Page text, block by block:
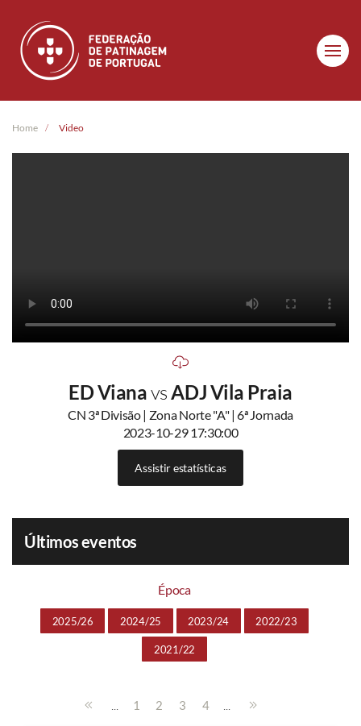
Skip to main content
Home Video
ED VianavsADJ Vila Praia
CN 3ª Divisão | Zona Norte "A" | 6ª Jornada
2023-10-29 17:30:00
Assistir estatísticas
Últimos eventos
Época
2025/26 2024/25 2023/24 2022/23
2021/22
... 1 2 3 4 ...